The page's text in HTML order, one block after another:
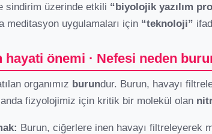
sindirim üzerinde etkili “biyolojik yazılım
meditasyon uygulamaları için “teknoloji”
önemi · Nefesi neden
organımız burundur. Burun, havayı
fizyolojimiz için kritik bir molekül olan
Burun, ciğerlere inen havayı filtreleyerek